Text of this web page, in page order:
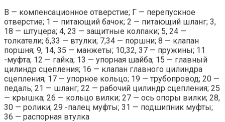
В — компенсационное отверстие; Г — перепускное
отверстие; 1 — питающий бачок; 2 — питающий шланг; 3,
18 — штуцера; 4, 23 — защитные колпаки; 5, 24 —
толкатели; 6,33 — втулки; 7,34 — поршни; 8 — клапан
поршня; 9, 14, 35 — манжеты; 10,32, 37 — пружины; 11
-муфта; 12 — гайка; 13 — упорная шайба; 15 — главный
цилиндр сцепления; 16 — клапан главного цилиндра
сцепления; 17 — упорное кольцо; 19 — трубопровод; 20 —
педаль; 21 — шланг; 22 — рабочий цилиндр сцепления; 25
— крышка; 26 — кольцо вилки; 27 — ось опоры вилки; 28,
30 — ролики; 29 -палец муфты; 31 — подшипник муфты;
36 — распорная втулка